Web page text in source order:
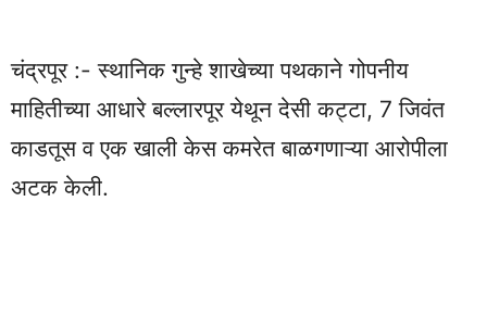
चंद्रपूर :- स्थानिक गुन्हे शाखेच्या पथकाने गोपनीय
माहितीच्या आधारे बल्लारपूर येथून देसी कट्टा, 7 जिवंत
काडतूस व एक खाली केस कमरेत बाळगणाऱ्या आरोपीला
अटक केली.